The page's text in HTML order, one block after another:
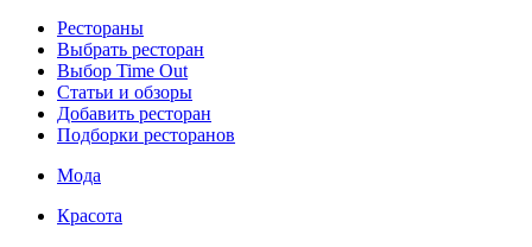
Рестораны
Выбрать ресторан
Выбор Time Out
Статьи и обзоры
Добавить ресторан
Подборки ресторанов
Мода
Красота